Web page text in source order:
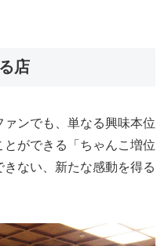
店
ンでも、単なる興味本位
ができる「ちゃんこ増位
ない、新たな感動を得る